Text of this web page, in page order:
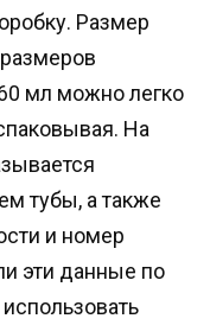
Размер
60 мл можно легко
На
тубы, а также
и номер
эти данные по